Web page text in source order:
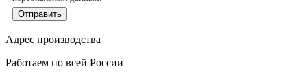
Отправить
Адрес производства
Работаем по всей России